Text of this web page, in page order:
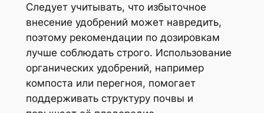
Следует учитывать, что избыточное
внесение удобрений может навредить,
поэтому рекомендации по дозировкам
лучше соблюдать строго. Использование
органических удобрений, например
компоста или перегноя, помогает
поддерживать структуру почвы и